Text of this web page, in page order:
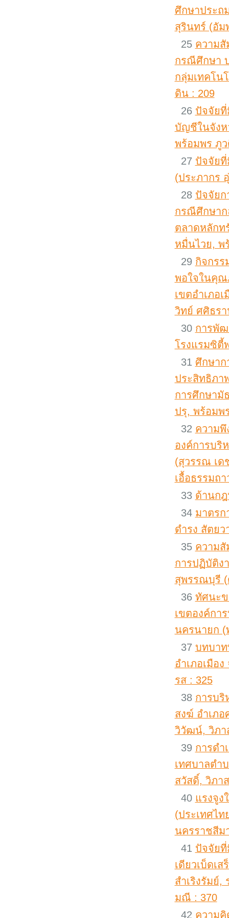
ศึกษาประถ
สุรินทร์ (อัม
25 ความสั
กรณีศึกษา
กลุ่มเทคโน
ดิน : 209
26 ปัจจัยที่
บัญชีในจังห
พร้อมพร ภู
27 ปัจจัยที่
(ประภากร
28 ปัจจัยก
กรณีศึกษาก
ตลาดหลักท
หมื่นไวย, พ
29 กิจกรร
พอใจในคุณ
เขตอำเภอ
วิทย์ ศศิธร
30 การพั
โรงแรมซิตี้
31 ศึกษาก
ประสิทธิภา
การศึกษามั
ปรุ, พร้อมพ
32 ความพึ
องค์การบริ
(สุวรรณ เด
เอื้อธรรมถ
33 ด้านกฎ
34 มาตร
ดำรง สัตย
35 ความสั
การปฏิบัติง
สุพรรณบุรี (
36 ทัศนะ
เขตองค์กา
นครนายก (
37 บทบาท
อำเภอเมือ
รส : 325
38 การบริ
สงฆ์ อำเภ
วิวัฒน์, วิภา
39 การดำ
เทศบาลตำ
สวัสดิ์, วิภา
40 แรงจูง
(ประเทศไ
นครราชสีม
41 ปัจจัยที่
เดียวเบ็ดเ
สำเริงรัมย์
มณี : 370
42 ความคิ